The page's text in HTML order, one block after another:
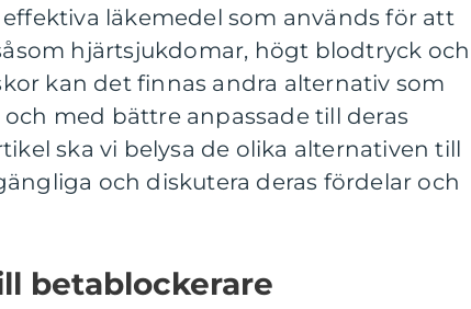
läkemedel som används för att
hjärtsjukdomar, högt blodtryck och
kan det finnas andra alternativ som
med bättre anpassade till deras
ska vi belysa de olika alternativen till
och diskutera deras fördelar och
betablockerare